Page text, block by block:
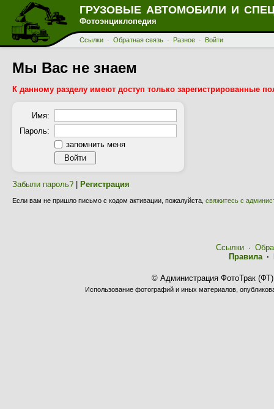
ГРУЗОВЫЕ АВТОМОБИЛИ И
Фотоэнциклопедия
Ссылки · Обратная связь · Разное · Войти
Мы Вас не знаем
К данному разделу имеют доступ только зарегистрированные
Имя:
Пароль:
запомнить меня
Забыли пароль? Регистрация
Если вам не пришло письмо с кодом активации, пожалуйста, свяжитесь с
Ссылки·
Правила·
© Администрация ФотоТрак
Использование фотографий и иных материалов,